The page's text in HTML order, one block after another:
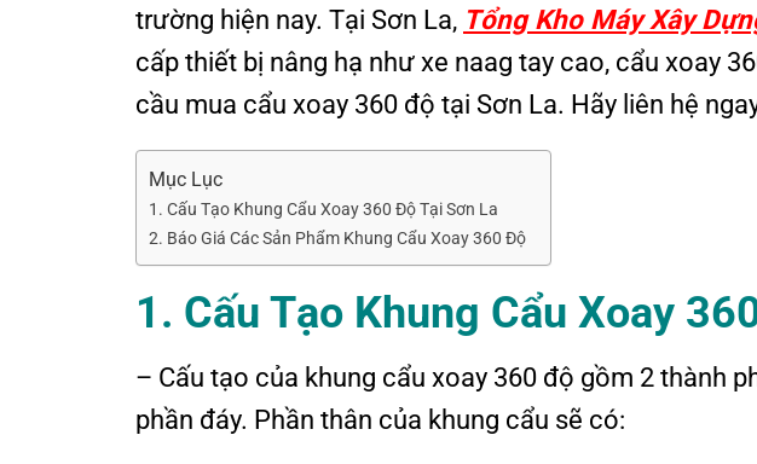
trường hiện nay. Tại Sơn La, Tổng Kho Máy Xây
cấp thiết bị nâng hạ như xe naag tay cao, cẩu xoay
cầu mua cẩu xoay 360 độ tại Sơn La. Hãy liên hệ
Mục Lục
1. Cấu Tạo Khung Cẩu Xoay 360 Độ Tại Sơn La
2. Báo Giá Các Sản Phẩm Khung Cẩu Xoay 360 Độ
1. Cấu Tạo Khung Cẩu Xoay
– Cấu tạo của khung cẩu xoay 360 độ gồm 2 thành
phần đáy. Phần thân của khung cẩu sẽ có: